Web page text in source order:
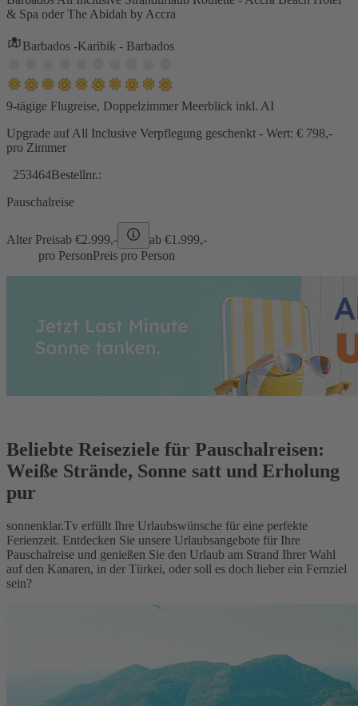
& Spa oder The Abidah by Accra
Barbados -Karibik - Barbados
9-tägige Flugreise, Doppelzimmer Meerblick inkl. AI
Upgrade auf All Inclusive Verpflegung geschenkt - Wert: € 798,-
pro Zimmer
253464Bestellnr.:
Pauschalreise
Alter Preisab €2.999,- ab €1.999,-
pro PersonPreis pro Person
Beliebte Reiseziele für Pauschalreisen:
Weiße Strände, Sonne satt und Erholung
pur
sonnenklar.Tv erfüllt Ihre Urlaubswünsche für eine perfekte
Ferienzeit. Entdecken Sie unsere Urlaubsangebote für Ihre
Pauschalreise und genießen Sie den Urlaub am Strand Ihrer Wahl
auf den Kanaren, in der Türkei, oder soll es doch lieber ein Fernziel
sein?